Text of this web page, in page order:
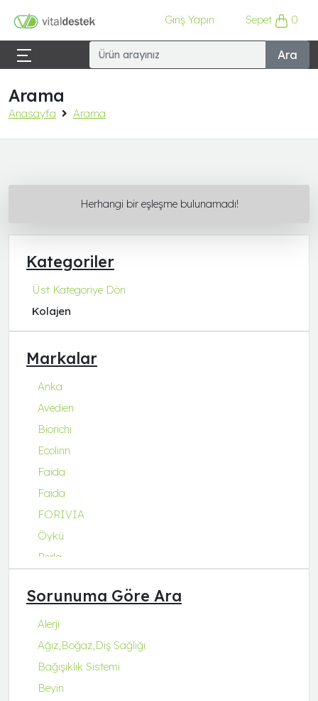
Giriş Yapın Sepet 0
Ara
Arama
Anasayfa Arama
Kategoriler
Üst Kategoriye Dön
Kolajen
Markalar
Anka
Avedien
Biorichi
Ecolinn
Faida
Faida
FORIVIA
Öykü
Perla
Q-Collagen
Q-Fit
Q-MENA
Q-UZU
ROBİN&ODİN
Sorunuma Göre Ara
Alerji
Ağız,Boğaz,Diş Sağlığı
Bağışıklık Sistemi
Beyin
Herhangi bir eşleşme bulunamadı!